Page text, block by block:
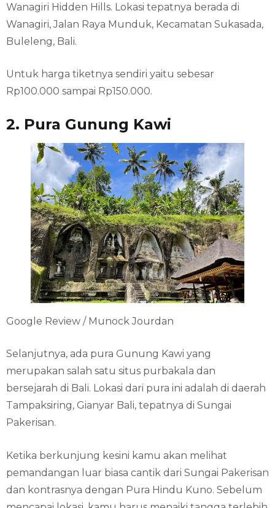
Wanagiri Hidden Hills. Lokasi tepatnya berada di
Wanagiri, Jalan Raya Munduk, Kecamatan Sukasada,
Buleleng, Bali.
Untuk harga tiketnya sendiri yaitu sebesar
Rp100.000 sampai Rp150.000.
2. Pura Gunung Kawi
Google Review / Munock Jourdan
Selanjutnya, ada pura Gunung Kawi yang
merupakan salah satu situs purbakala dan
bersejarah di Bali. Lokasi dari pura ini adalah di daerah
Tampaksiring, Gianyar Bali, tepatnya di Sungai
Pakerisan.
Ketika berkunjung kesini kamu akan melihat
pemandangan luar biasa cantik dari Sungai Pakerisan
dan kontrasnya dengan Pura Hindu Kuno. Sebelum